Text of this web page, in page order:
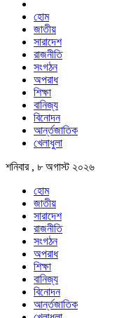
হোম
জাতীয়
সারাদেশ
রাজনীতি
সংগঠন
অপরাধ
শিক্ষা
বানিজ্য
বিনোদন
আর্ন্তজাতিক
খেলাধুলা
শনিবার , ৮ অগাস্ট ২০২৬
হোম
জাতীয়
সারাদেশ
রাজনীতি
সংগঠন
অপরাধ
শিক্ষা
বানিজ্য
বিনোদন
আর্ন্তজাতিক